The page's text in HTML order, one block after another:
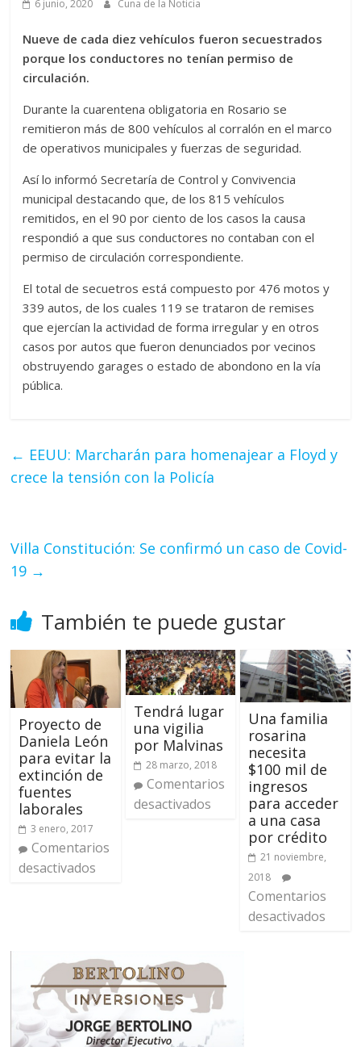
6 junio, 2020 Cuna de la Noticia
Nueve de cada diez vehículos fueron secuestrados
porque los conductores no tenían permiso de
circulación.
Durante la cuarentena obligatoria en Rosario se
remitieron más de 800 vehículos al corralón en el marco
de operativos municipales y fuerzas de seguridad.
Así lo informó Secretaría de Control y Convivencia
municipal destacando que, de los 815 vehículos
remitidos, en el 90 por ciento de los casos la causa
respondió a que sus conductores no contaban con el
permiso de circulación correspondiente.
El total de secuetros está compuesto por 476 motos y
339 autos, de los cuales 119 se trataron de remises
que ejercían la actividad de forma irregular y en otros
casos por autos que fueron denunciados por vecinos
obstruyendo garages o estado de abondono en la vía
pública.
← EEUU: Marcharán para homenajear a Floyd y
crece la tensión con la Policía
Villa Constitución: Se confirmó un caso de Covid-
19 →
También te puede gustar
Proyecto de
Daniela León
para evitar la
extinción de
fuentes
laborales
3 enero, 2017
Comentarios
desactivados
Tendrá lugar
una vigilia
por Malvinas
28 marzo, 2018
Comentarios
desactivados
Una familia
rosarina
necesita
$100 mil de
ingresos
para acceder
a una casa
por crédito
21 noviembre,
2018
Comentarios
desactivados